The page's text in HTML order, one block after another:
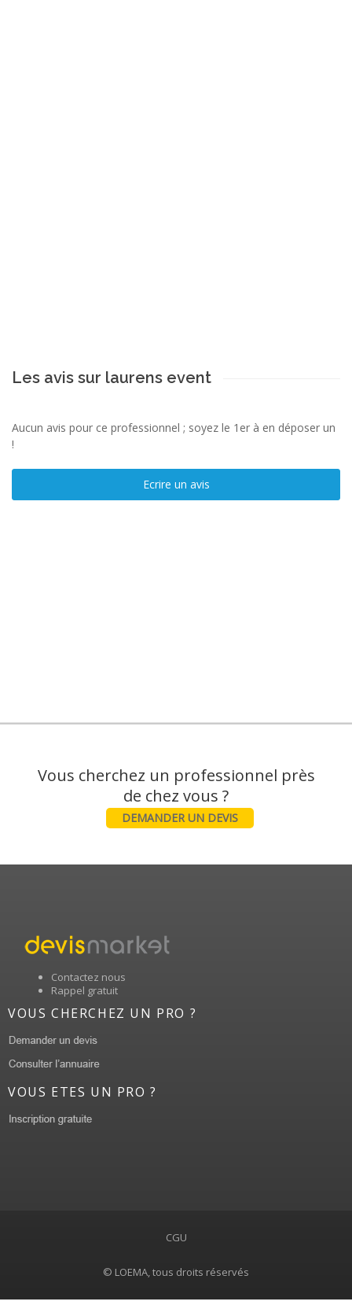
Les avis sur laurens event
Aucun avis pour ce professionnel ; soyez le 1er à en déposer un
!
Ecrire un avis
Vous cherchez un professionnel près
DEMANDER UN DEVIS
Contactez nous
Rappel gratuit
VOUS CHERCHEZ UN PRO ?
VOUS ETES UN PRO ?
CGU
© LOEMA, tous droits réservés